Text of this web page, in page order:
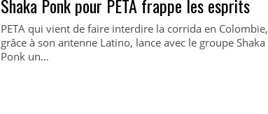
Shaka Ponk pour PETA frappe les esprits
PETA qui vient de faire interdire la corrida en Colombie,
grâce à son antenne Latino, lance avec le groupe Shaka
Ponk un…